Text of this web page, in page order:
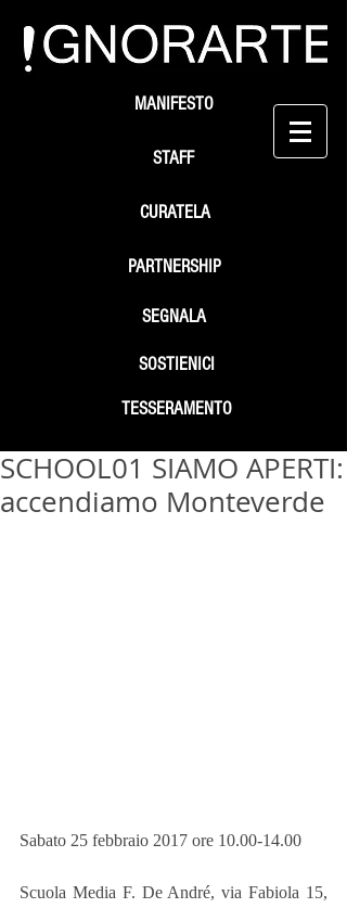
STAFF
SEGNALA
SOSTIENICI
MANIFESTO
PARTNERSHIP
TESSERAMENTO
CURATELA
SCHOOL01 SIAMO APERTI:
accendiamo Monteverde
Sabato 25 febbraio 2017 ore 10.00-14.00
Scuola Media F. De André, via Fabiola 15,